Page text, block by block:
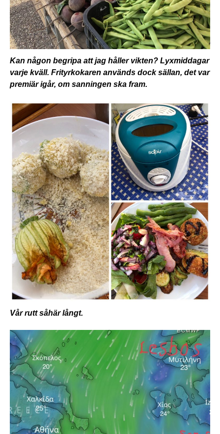
Kan någon begripa att jag håller vikten? Lyxmiddagar
varje kväll. Frityrkokaren används dock sällan, det var
premiär igår, om sanningen ska fram.
Vår rutt såhär långt.